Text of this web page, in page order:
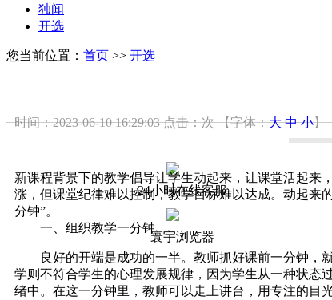
24小时在线客服
寰宇浏览器
独闻
开选
您当前位置： 首页 >> 开选
时间：2023-06-10 16:29:03点击：次 【字体：大 中 小】
新课程背景下的教学倡导让学生动起来，让课堂活起
涨，但课堂纪律难以控制，教学目标难以达成。动起来
分钟”。
一、组织教学一分钟
良好的开端是成功的一半。教师抓好课前一分钟，就
学则不符合学生的心理发展规律，因为学生从一种状态
绪中。在这一分钟里，教师可以走上讲台，用专注的目